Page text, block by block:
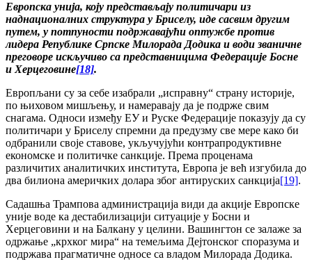
Европска унија, коју представљају политичари из
наднационалних структура у Бриселу, иде сасвим другим
путем, у потпуности подржавајући оптужбе против
лидера Републике Српске Милорада Додика и води званичне
преговоре искључиво са представницима Федерације Босне
и Херцеговине[18].
Европљани су за себе изабрали „исправну“ страну историје,
по њиховом мишљењу, и намеравају да је подрже свим
снагама. Односи између ЕУ и Руске Федерације показују да су
политичари у Бриселу спремни да предузму све мере како би
одбранили своје ставове, укључујући контрапродуктивне
економске и политичке санкције. Према проценама
различитих аналитичких института, Европа је већ изгубила до
два билиона америчких долара због антируских санкција[19].
Садашња Трампова администрација види да акције Европске
уније воде ка дестабилизацији ситуације у Босни и
Херцеговини и на Балкану у целини. Вашингтон се залаже за
одржање „крхког мира“ на темељима Дејтонског споразума и
подржава прагматичне односе са владом Милорада Додика.